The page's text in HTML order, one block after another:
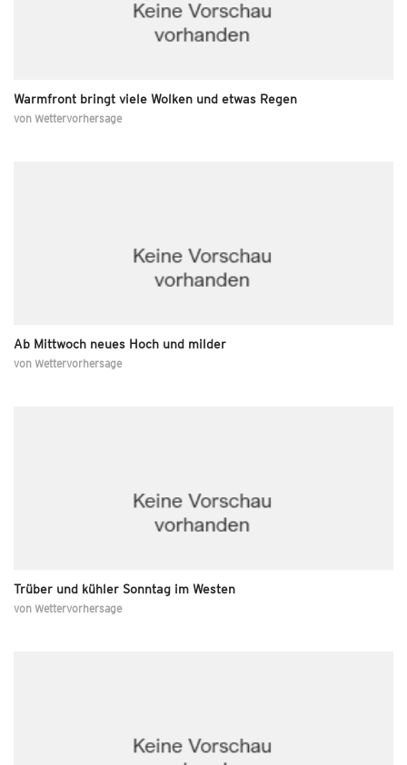
Warmfront bringt viele Wolken und etwas Regen
von Wettervorhersage
Ab Mittwoch neues Hoch und milder
von Wettervorhersage
Trüber und kühler Sonntag im Westen
von Wettervorhersage